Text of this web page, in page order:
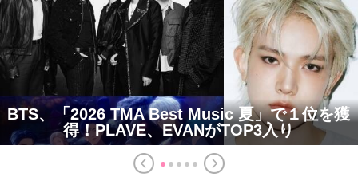
BTS、「2026 TMA Best Music 夏」で１位を獲
得！PLAVE、EVANがTOP3入り